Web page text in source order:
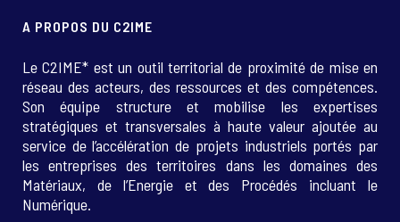
A PROPOS DU C2IME
Le C2IME* est un outil territorial de proximité de mise en
réseau des acteurs, des ressources et des compétences.
Son équipe structure et mobilise les expertises
stratégiques et transversales à haute valeur ajoutée au
service de l’accélération de projets industriels portés par
les entreprises des territoires dans les domaines des
Matériaux, de l’Energie et des Procédés incluant le
Numérique.